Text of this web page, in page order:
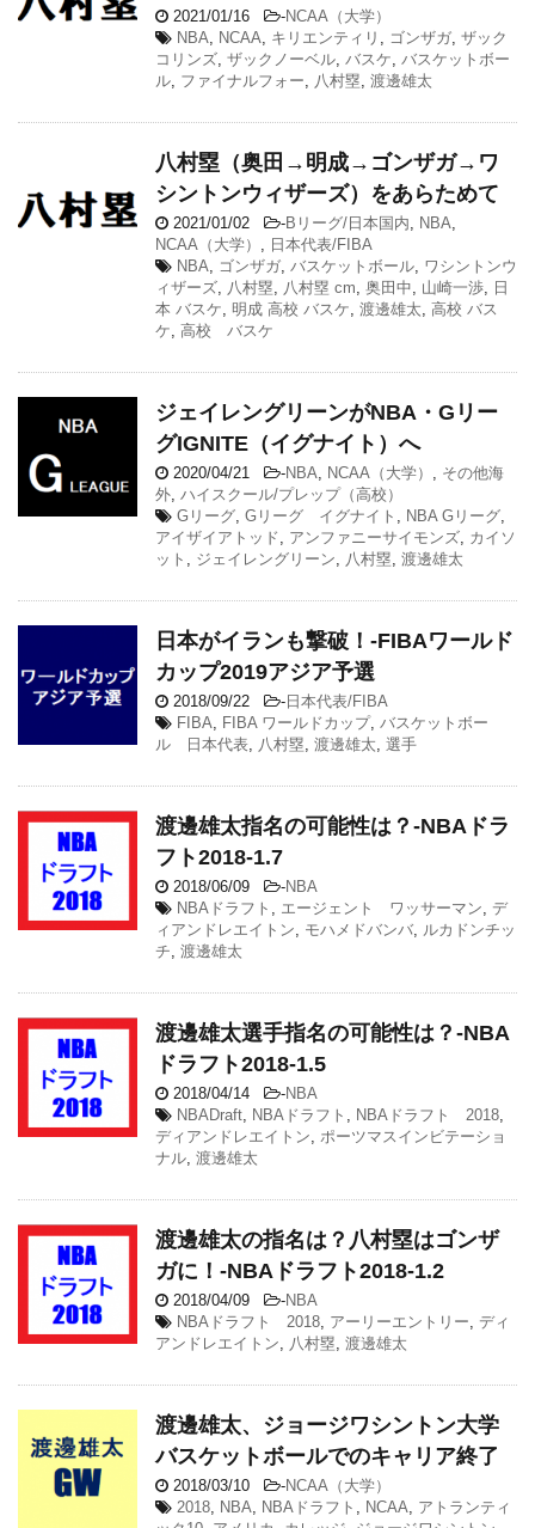
2021/01/16 -NCAA（大学）
NBA, NCAA, キリエンティリ , ゴンザガ, ザック
コリンズ, ザックノーベル, バスケ, バスケットボー
ル, ファイナルフォー, 八村塁, 渡邊雄太
八村塁（奥田→明成→ゴンザガ→ワ
シントンウィザーズ）をあらためて
2021/01/02 -Bリーグ/日本国内, NBA,
NCAA（大学） , 日本代表/FIBA
NBA, ゴンザガ, バスケットボール, ワシントンウ
ィザーズ, 八村塁, 八村塁 cm, 奥田中, 山崎一渉, 日
本 バスケ, 明成 高校 バスケ, 渡邊雄太, 高校 バス
ケ, 高校 バスケ
ジェイレングリーンがNBA・Gリー
グIGNITE（イグナイト）へ
2020/04/21 -NBA, NCAA（大学） , その他海
外, ハイスクール/プレップ（高校）
Gリーグ, Gリーグ イグナイト , NBA Gリーグ,
アイザイアトッド, アンファニーサイモンズ, カイソ
ット , ジェイレングリーン, 八村塁, 渡邊雄太
日本がイランも撃破！-FIBAワールド
カップ2019アジア予選
2018/09/22 - 日本代表/FIBA
FIBA, FIBA ワールドカップ, バスケットボー
ル 日本代表, 八村塁, 渡邊雄太, 選手
渡邊雄太指名の可能性は？-NBAドラ
フト2018-1.7
2018/06/09 -NBA
NBAドラフト , エージェント ワッサーマン, デ
ィアンドレエイトン, モハメドバンバ, ルカドンチッ
チ, 渡邊雄太
渡邊雄太選手指名の可能性は？-NBA
ドラフト2018-1.5
2018/04/14 -NBA
NBADraft, NBAドラフト , NBAドラフト 2018,
ディアンドレエイトン, ポーツマスインビテーショ
ナル, 渡邊雄太
渡邊雄太の指名は？八村塁はゴンザ
ガに！-NBAドラフト2018-1.2
2018/04/09 -NBA
NBAドラフト 2018, アーリーエントリー, ディ
アンドレエイトン, 八村塁, 渡邊雄太
渡邊雄太、ジョージワシントン大学
バスケットボールでのキャリア終了
2018/03/10 -NCAA（大学）
2018, NBA, NBAドラフト , NCAA, アトランティ